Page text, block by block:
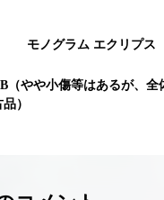
モノグラム エクリプス
（やや小傷等はあるが、全
品）